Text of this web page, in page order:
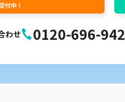
付中！
わせ 0120-696-942